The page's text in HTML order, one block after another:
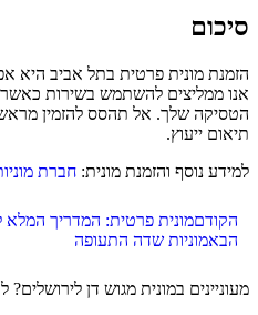
סיכום
הזמנת מונית פרטית בתל אביב היא
אנו ממליצים להשתמש בשירות
הטסיקה שלך. אל תהסס להזמין
תיאום ייעוץ.
למידע נוסף והזמנת מונית: חברת
הקודםמונית פרטית: המדריך המלא
הבאמוניות שדה התעופה
מעוניינים במונית מגוש דן